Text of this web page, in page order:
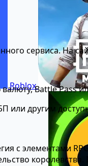
Roblox
сервиса. На
Battle Pass
или другим
с элементами